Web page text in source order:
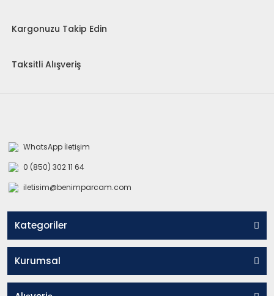
Kargonuzu Takip Edin
Taksitli Alışveriş
WhatsApp İletişim
0 (850) 302 11 64
iletisim@benimparcam.com
Kategoriler
Kurumsal